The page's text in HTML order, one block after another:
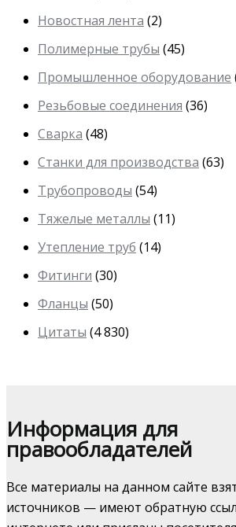
Новостная лента (2)
Полимерные трубы (45)
Промышленное оборудование
Резьбовые соединения (36)
Сварка (48)
Станки для производства (63)
Трубопроводы (54)
Тяжелые металлы (11)
Утепление труб (14)
Фитинги (30)
Фланцы (50)
Цитаты (4 830)
Информация для
правообладателей
Все материалы на данном сайте
источников — имеют обратную